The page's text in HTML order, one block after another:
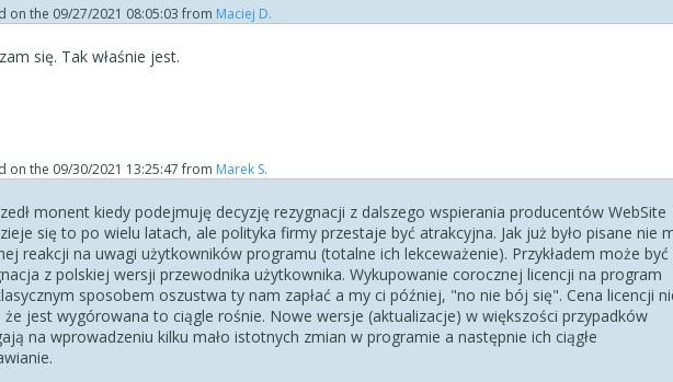
on the 09/27/2021 08:05:03 from Maciej D.
się. Tak właśnie jest.
on the 09/30/2021 13:25:47from Marek S.
monent kiedy podejmuję decyzję rezygnacji z dalszego wspierania producentów WebSite
się to po wielu latach, ale polityka firmy przestaje być atrakcyjna. Jak już było pisane nie
reakcji na uwagi użytkowników programu (totalne ich lekceważenie). Przykładem może być
z polskiej wersji przewodnika użytkownika. Wykupowanie corocznej licencji na program
sposobem oszustwa ty nam zapłać a my ci później, "no nie bój się". Cena licencji
że jest wygórowana to ciągle rośnie. Nowe wersje (aktualizacje) w większości przypadków
na wprowadzeniu kilku mało istotnych zmian w programie a następnie ich ciągłe